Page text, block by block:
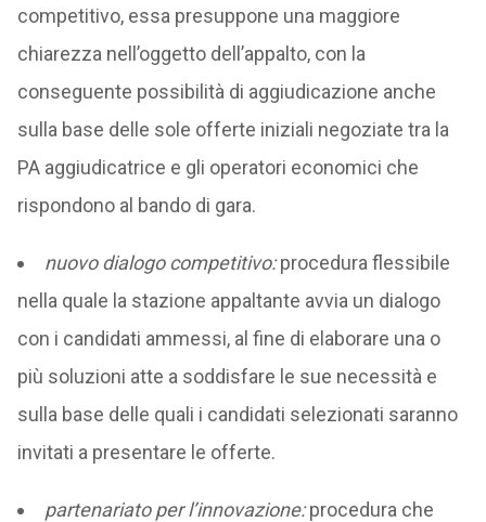
competitivo, essa presuppone una maggiore
chiarezza nell’oggetto dell’appalto, con la
conseguente possibilità di aggiudicazione anche
sulla base delle sole offerte iniziali negoziate tra la
PA aggiudicatrice e gli operatori economici che
rispondono al bando di gara.
nuovo dialogo competitivo:procedura flessibile
nella quale la stazione appaltante avvia un dialogo
con i candidati ammessi, al fine di elaborare una o
più soluzioni atte a soddisfare le sue necessità e
sulla base delle quali i candidati selezionati saranno
invitati a presentare le offerte.
partenariato per l’innovazione:procedura che